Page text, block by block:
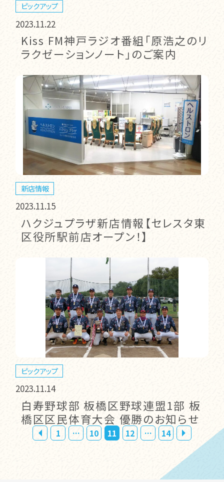
ピックアップ
2023.11.22
Kiss FM神戸ラジオ番組「原浩之のリ
ラクゼーションノート」のご案内
新店情報
2023.11.15
ハクジュプラザ新店情報【セレスタ東
区役所駅前店オープン！】
ピックアップ
2023.11.14
白寿野球部 板橋区野球連盟1部 板
橋区区民体育大会 優勝のお知らせ
1 … 10 11 12 … 14